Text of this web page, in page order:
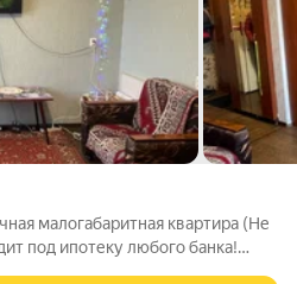
малогабаритная квартира (Не
под ипотеку любого банка!